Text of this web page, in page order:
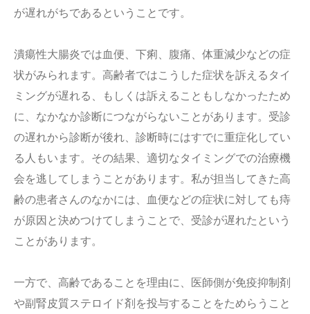
が遅れがちであるということです。
潰瘍性大腸炎では血便、下痢、腹痛、体重減少などの症
状がみられます。高齢者ではこうした症状を訴えるタイ
ミングが遅れる、もしくは訴えることもしなかったため
に、なかなか診断につながらないことがあります。受診
の遅れから診断が後れ、診断時にはすでに重症化してい
る人もいます。その結果、適切なタイミングでの治療機
会を逃してしまうことがあります。私が担当してきた高
齢の患者さんのなかには、血便などの症状に対しても痔
が原因と決めつけてしまうことで、受診が遅れたという
ことがあります。
一方で、高齢であることを理由に、医師側が免疫抑制剤
や副腎皮質ステロイド剤を投与することをためらうこと